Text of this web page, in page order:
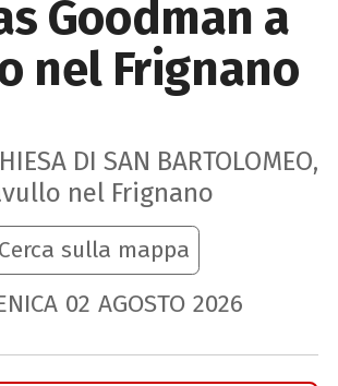
Goodman a
nel Frignano
DI SAN BARTOLOMEO,
nel Frignano
Cerca sulla mappa
02 AGOSTO 2026